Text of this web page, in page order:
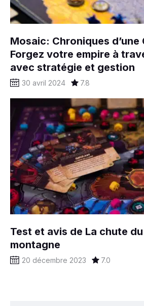
Mosaic: Chroniques d’une
Forgez votre empire à
avec stratégie et gestion
30 avril 2024 7.8
Test et avis de La chute
montagne
20 décembre 2023 7.0